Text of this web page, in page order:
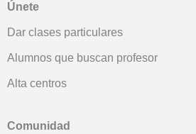
Únete
Dar clases particulares
Alumnos que buscan profesor
Alta centros
Comunidad